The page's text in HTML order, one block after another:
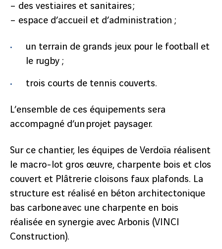
– des vestiaires et sanitaires ;
– espace d’accueil et d’administration ;
un terrain de grands jeux pour le football et
le rugby ;
trois courts de tennis couverts.
L’ensemble de ces équipements sera
accompagné d’un projet paysager.
Sur ce chantier, les équipes de Verdoïa réalisent
le macro-lot gros œuvre, charpente bois et clos
couvert et Plâtrerie cloisons faux plafonds. La
structure est réalisé en béton architectonique
bas carbone avec une charpente en bois
réalisée en synergie avec Arbonis (VINCI
Construction).